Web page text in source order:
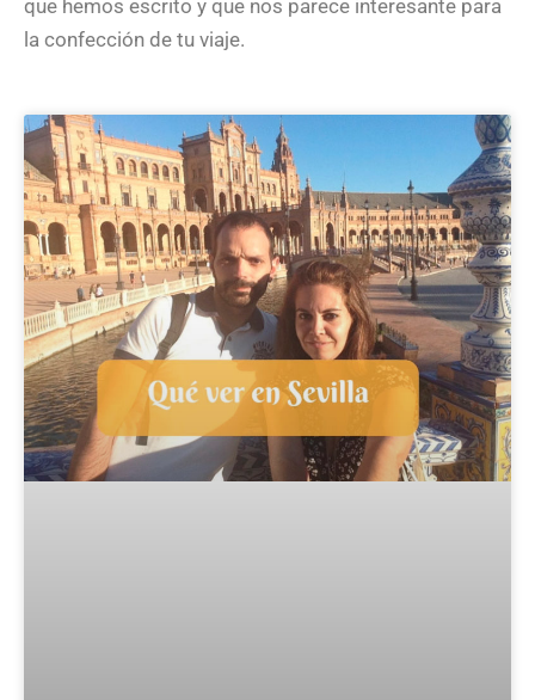
que hemos escrito y que nos parece interesante para
la confección de tu viaje.